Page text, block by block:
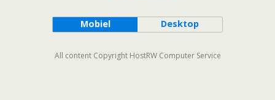
Mobiel Desktop
All content Copyright HostRW Computer Service